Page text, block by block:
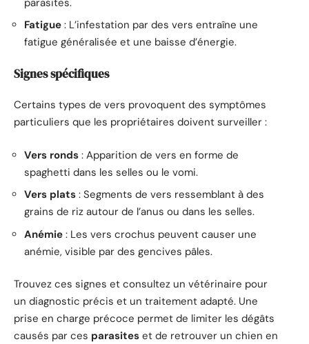
Fatigue : L’infestation par des vers entraîne une
fatigue généralisée et une baisse d’énergie.
Signes spécifiques
Certains types de vers provoquent des symptômes
particuliers que les propriétaires doivent surveiller :
Vers ronds : Apparition de vers en forme de
spaghetti dans les selles ou le vomi.
Vers plats : Segments de vers ressemblant à des
grains de riz autour de l’anus ou dans les selles.
Anémie : Les vers crochus peuvent causer une
anémie, visible par des gencives pâles.
Trouvez ces signes et consultez un vétérinaire pour
un diagnostic précis et un traitement adapté. Une
prise en charge précoce permet de limiter les dégâts
causés par ces parasites et de retrouver un chien en